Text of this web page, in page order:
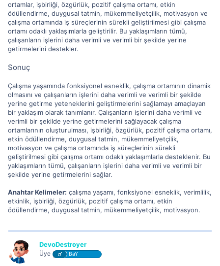
ortamlar, işbirliği, özgürlük, pozitif çalışma ortamı, etkin
ödüllendirme, duygusal tatmin, mükemmeliyetçilik, motivasyon ve
çalışma ortamında iş süreçlerinin sürekli geliştirilmesi gibi çalışma
ortamı odaklı yaklaşımlarla geliştirilir. Bu yaklaşımların tümü,
çalışanların işlerini daha verimli ve verimli bir şekilde yerine
getirmelerini destekler.
Sonuç
Çalışma yaşamında fonksiyonel esneklik, çalışma ortamının dinamik
olmasını ve çalışanların işlerini daha verimli ve verimli bir şekilde
yerine getirme yeteneklerini geliştirmelerini sağlamayı amaçlayan
bir yaklaşım olarak tanımlanır. Çalışanların işlerini daha verimli ve
verimli bir şekilde yerine getirmelerini sağlayacak çalışma
ortamlarının oluşturulması, işbirliği, özgürlük, pozitif çalışma ortamı,
etkin ödüllendirme, duygusal tatmin, mükemmeliyetçilik,
motivasyon ve çalışma ortamında iş süreçlerinin sürekli
geliştirilmesi gibi çalışma ortamı odaklı yaklaşımlarla desteklenir. Bu
yaklaşımların tümü, çalışanların işlerini daha verimli ve verimli bir
şekilde yerine getirmelerini sağlar.
Anahtar Kelimeler: çalışma yaşamı, fonksiyonel esneklik, verimlilik,
etkinlik, işbirliği, özgürlük, pozitif çalışma ortamı, etkin
ödüllendirme, duygusal tatmin, mükemmeliyetçilik, motivasyon.
DevoDestroyer
Üye BaY